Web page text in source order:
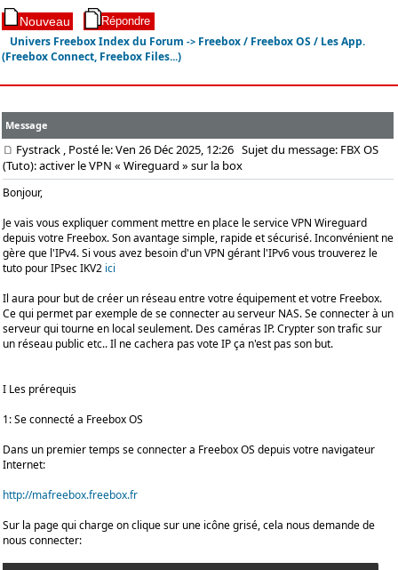
Univers Freebox Index du Forum -> Freebox / Freebox OS / Les App.
(Freebox Connect, Freebox Files...)
Message
Fystrack , Posté le: Ven 26 Déc 2025, 12:26 Sujet du message: FBX OS
(Tuto): activer le VPN « Wireguard » sur la box
Bonjour,
Je vais vous expliquer comment mettre en place le service VPN Wireguard
depuis votre Freebox. Son avantage simple, rapide et sécurisé. Inconvénient ne
gère que l'IPv4. Si vous avez besoin d'un VPN gérant l'IPv6 vous trouverez le
tuto pour IPsec IKV2 ici
Il aura pour but de créer un réseau entre votre équipement et votre Freebox.
Ce qui permet par exemple de se connecter au serveur NAS. Se connecter à un
serveur qui tourne en local seulement. Des caméras IP. Crypter son trafic sur
un réseau public etc.. Il ne cachera pas vote IP ça n'est pas son but.
I Les prérequis
1: Se connecté a Freebox OS
Dans un premier temps se connecter a Freebox OS depuis votre navigateur
Internet:
http://mafreebox.freebox.fr
Sur la page qui charge on clique sur une icône grisé, cela nous demande de
nous connecter: